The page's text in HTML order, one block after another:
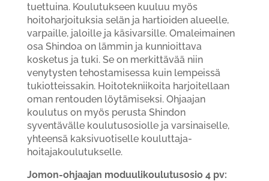
tuettuina. Koulutukseen kuuluu myös
hoitoharjoituksia selän ja hartioiden alueelle,
varpaille, jaloille ja käsivarsille. Omaleimainen
osa Shindoa on lämmin ja kunnioittava
kosketus ja tuki. Se on merkittävää niin
venytysten tehostamisessa kuin lempeissä
tukiotteissakin. Hoitotekniikoita harjoitellaan
oman rentouden löytämiseksi. Ohjaajan
koulutus on myös perusta Shindon
syventävälle koulutusosiolle ja varsinaiselle,
yhteensä kaksivuotiselle kouluttaja-
hoitajakoulutukselle.
Jomon-ohjaajan moduulikoulutusosio 4 pv: